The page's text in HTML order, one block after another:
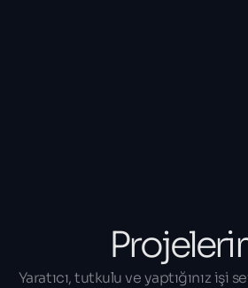
Yaratıcı, tutkulu ve yaptığınız işi